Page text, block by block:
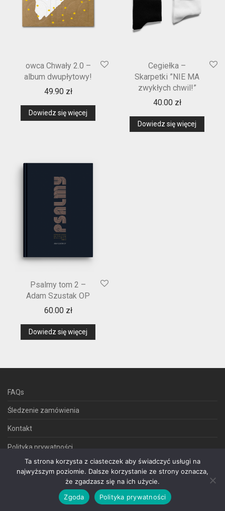
owca Chwały 2.0 –
album dwupłytowy!
49.90 zł
Dowiedz się więcej
Cegiełka –
Skarpetki ”NIE MA
zwykłych chwil!”
40.00 zł
Dowiedz się więcej
Psalmy tom 2 –
Adam Szustak OP
60.00 zł
Dowiedz się więcej
FAQs
Śledzenie zamówienia
Kontakt
Polityka prywatności
Regulamin sklepu internetowego
Ta strona korzysta z ciasteczek aby świadczyć usługi na
najwyższym poziomie. Dalsze korzystanie ze strony oznacza,
że zgadzasz się na ich użycie.
Zgoda
Polityka prywatności